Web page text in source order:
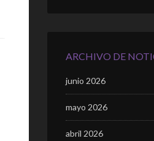
ARCHIVO DE
junio 2026
mayo 2026
abril 2026